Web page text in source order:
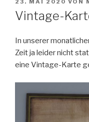
AM
23. MAI 2020 VON
Vintage-
In unserer
Zeit ja leider nicht
eine Vintage-Karte